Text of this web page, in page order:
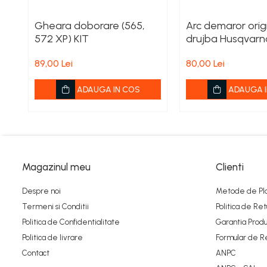
Garnituri
Garnituri carburator
Gheara doborare
Intrerupator
Maner frana
Pompa ulei
Rulmenti
Tobe esapament
Volanta
Produse
Gheara doborare (565,
572 XP) KIT
89,00 Lei
ADAUGA IN COS
Arc demaror
drujba
572XP
80,00 Lei
ADAUGA
Magazinul meu
Despre noi
Termeni si Conditii
Politica de Confidentialitate
Politica de livrare
Contact
Clienti
Metode de
Politica de
Garantia
Formular de
ANPC